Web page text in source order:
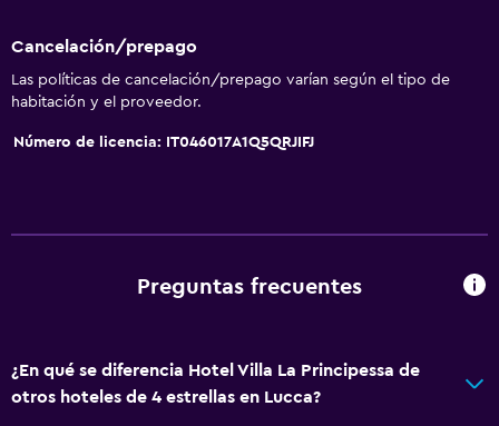
Teléfono
Alfombrado
Internet
Toallas
Cancelación/prepago
Las políticas de cancelación/prepago varían según el tipo de
habitación y el proveedor.
Número de licencia: IT046017A1Q5QRJIFJ
Preguntas frecuentes
¿En qué se diferencia Hotel Villa La Principessa de
otros hoteles de 4 estrellas en Lucca?